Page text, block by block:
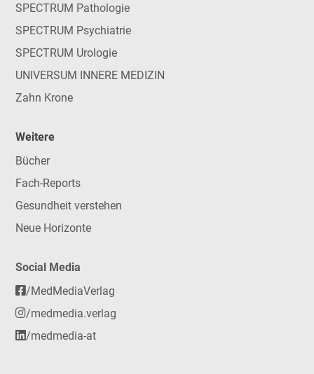
SPECTRUM Pathologie
SPECTRUM Psychiatrie
SPECTRUM Urologie
UNIVERSUM INNERE MEDIZIN
Zahn Krone
Weitere
Bücher
Fach-Reports
Gesundheit verstehen
Neue Horizonte
Social Media
/MedMediaVerlag
/medmedia.verlag
/medmedia-at